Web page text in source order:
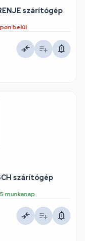
szárítógép
belül
szárítógép
munkanap